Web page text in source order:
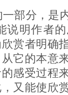
部分，是
说明作者
赏者明确
它的本意
感受过程
又能使欣